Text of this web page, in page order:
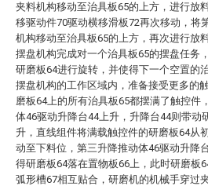
夹料机构移动至治具板65的上方，进行放
移驱动件70驱动横移滑板72再次移动，将
机构移动至治具板65的上方，再次进行放
摆盘机构完成对一个治具板65的摆盘任务
研磨板64进行旋转，并使得下一个空置的
摆盘机构的工作区域内，准备接受更多的
磨板64上的所有治具板65都摆满了触控件
体46驱动升降台44上升，升降台44则带动
升，直线组件将满载触控件的研磨板64从
动至下料位，第三升降推动体46驱动升降
得研磨板64落在置物板66上，此时研磨板
弧形槽67相互贴合，研磨机的机械手穿过